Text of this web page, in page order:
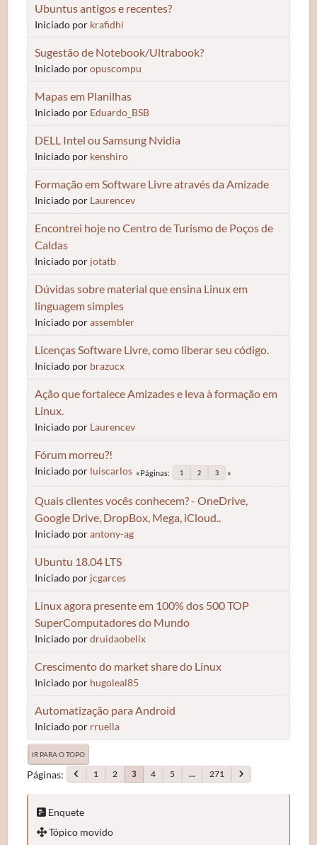
Ubuntus antigos e recentes?
Iniciado por krafidhi
Sugestão de Notebook/Ultrabook?
Iniciado poropuscompu
Mapas em Planilhas
Iniciado por Eduardo_BSB
DELL Intel ou Samsung Nvidia
Iniciado por kenshiro
Formação em Software Livre através da Amizade
Iniciado por Laurencev
Encontrei hoje no Centro de Turismo de Poços de
Caldas
Iniciado por jotatb
Dúvidas sobre material que ensina Linux em
linguagem simples
Iniciado porassembler
Licenças Software Livre, como liberar seu código.
Iniciado por brazucx
Ação que fortalece Amizades e leva à formação em
Linux.
Iniciado por Laurencev
Fórum morreu?!
Iniciado por luiscarlos Páginas 1 2 3
Quais clientes vocês conhecem? - OneDrive,
Google Drive, DropBox, Mega, iCloud..
Iniciado porantony-ag
Ubuntu 18.04 LTS
Iniciado por jcgarces
Linux agora presente em 100% dos 500 TOP
SuperComputadores do Mundo
Iniciado pordruidaobelix
Crescimento do market share do Linux
Iniciado por hugoleal85
Automatização para Android
Iniciado por rruella
IR PARA O TOPO
Páginas 1 2 3 4 5 ... 271
Enquete
Tópico movido